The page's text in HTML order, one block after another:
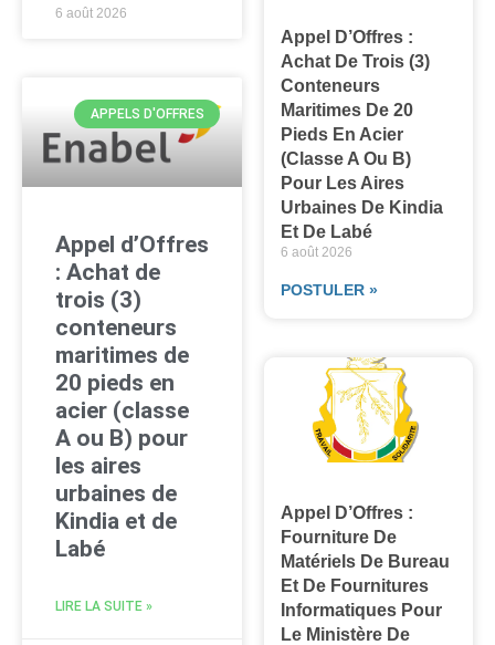
6 août 2026
APPELS D'OFFRES
Appel d’Offres
: Achat de
trois (3)
conteneurs
maritimes de
20 pieds en
acier (classe
A ou B) pour
les aires
urbaines de
Kindia et de
Labé
LIRE LA SUITE »
Appel D’Offres :
Achat De Trois (3)
Conteneurs
Maritimes De 20
Pieds En Acier
(classe A Ou B)
Pour Les Aires
Urbaines De Kindia
Et De Labé
6 août 2026
POSTULER »
Appel D’Offres :
Fourniture De
Matériels De Bureau
Et De Fournitures
Informatiques Pour
Le Ministère De